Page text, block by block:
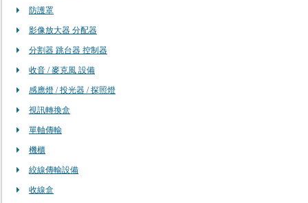
防護罩
影像放大器 分配器
分割器 跳台器 控制器
收音 / 麥克風 設備
感應燈 / 投光器 / 探照燈
視訊轉換盒
單軸傳輸
機櫃
絞線傳輸設備
收線盒